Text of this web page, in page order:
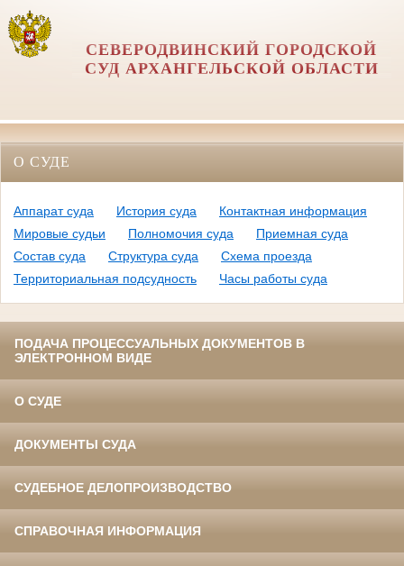
СЕВЕРОДВИНСКИЙ ГОРОДСКОЙ
СУД АРХАНГЕЛЬСКОЙ ОБЛАСТИ
О СУДЕ
Аппарат суда История суда
Контактная информация
Мировые судьи
Полномочия суда
Приемная суда
Состав суда
Структура суда
Схема проезда
Территориальная подсудность
Часы работы суда
ПОДАЧА ПРОЦЕССУАЛЬНЫХ ДОКУМЕНТОВ В
ЭЛЕКТРОННОМ ВИДЕ
О СУДЕ
ДОКУМЕНТЫ СУДА
СУДЕБНОЕ ДЕЛОПРОИЗВОДСТВО
СПРАВОЧНАЯ ИНФОРМАЦИЯ